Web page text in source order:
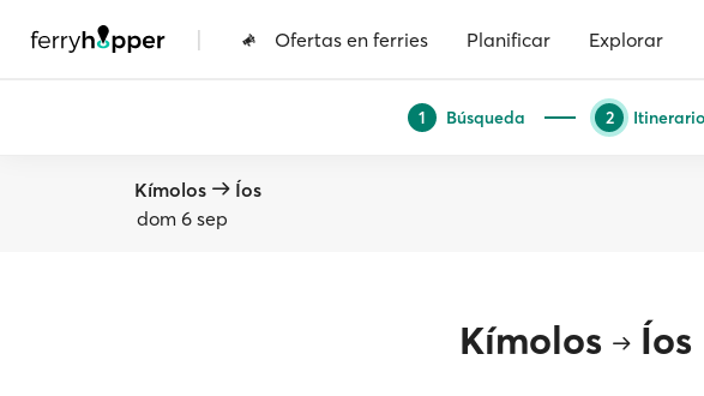
| Ofertas en ferries Planificar Explorar
1 Búsqueda 2 Itinerario
Kímolos
Íos
dom 6 sep
Kímolos Íos